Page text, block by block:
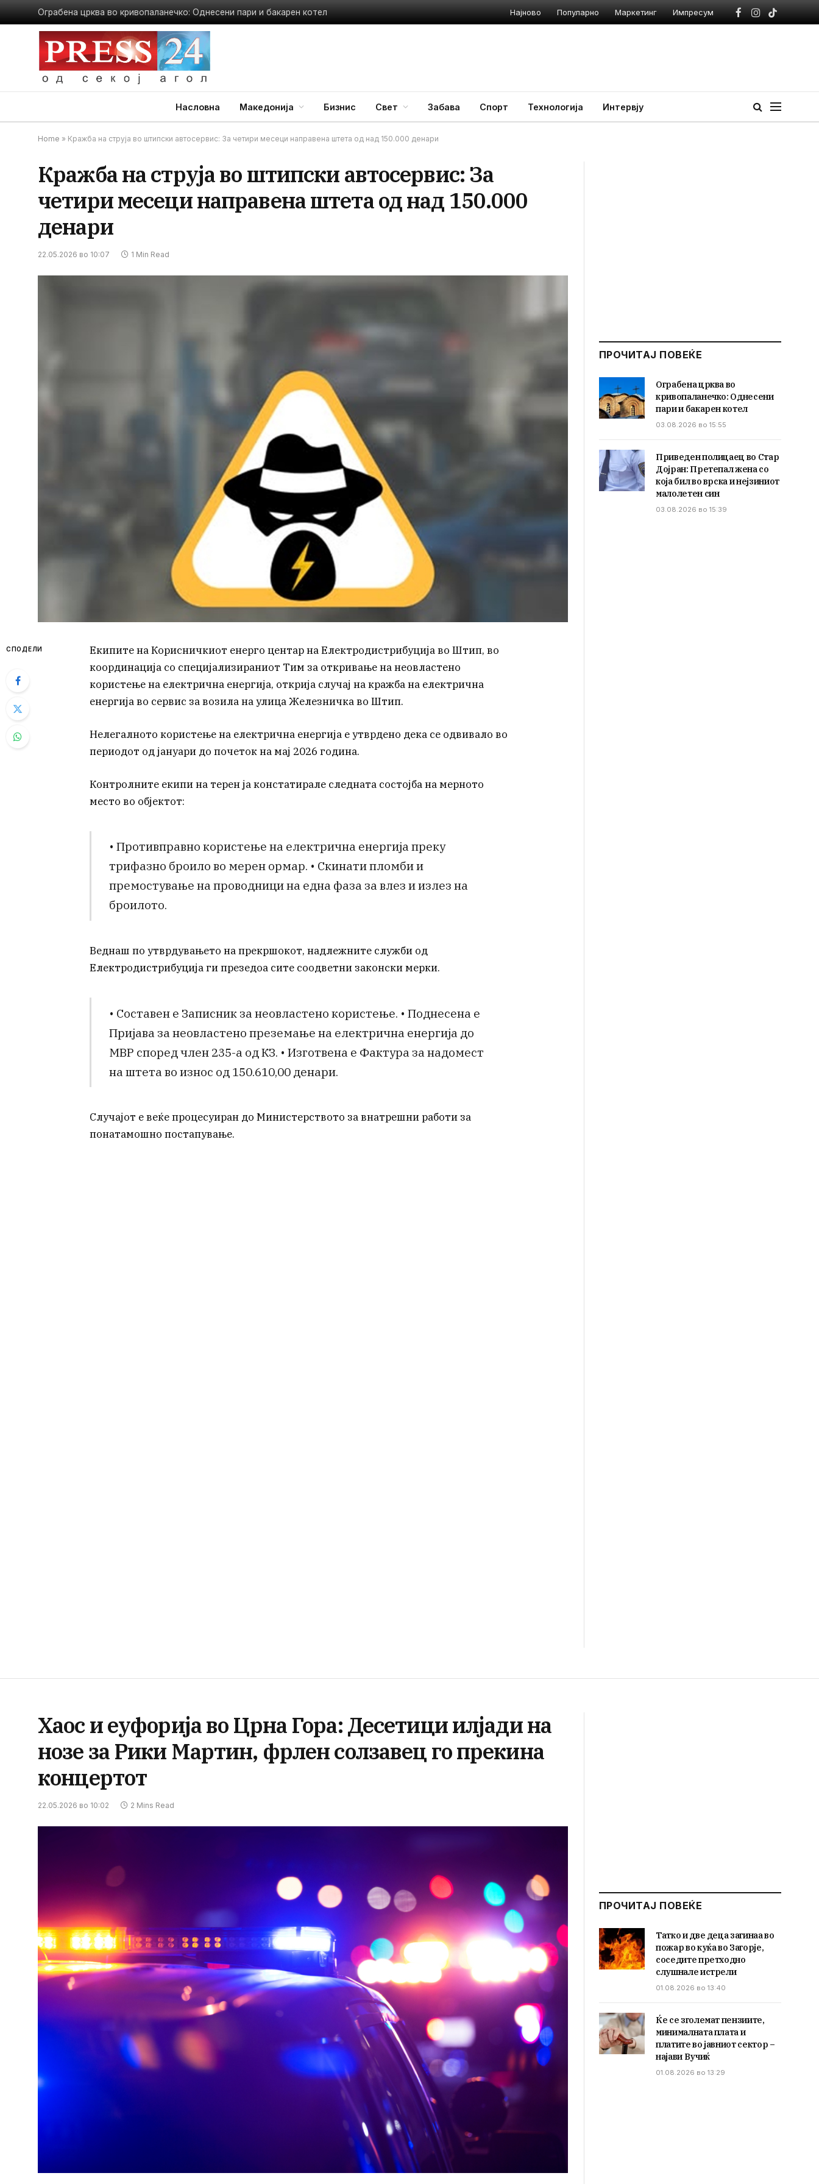
Ограбена црква во кривопаланечко: Однесени пари и бакарен котел Најново Популарно Маркетинг Импресум
Facebook
Instagram
TikTok
Насловна Македонија Бизнис Свет Забава Спорт Технологија Интервју
Home » Кражба на струја во штипски автосервис: За четири месеци направена штета од над 150.000 денари
Кражба на струја во штипски автосервис: За
четири месеци направена штета од над 150.000
денари
22.05.2026 во 10:07 1 Min Read
СПОДЕЛИ
Екипите на Корисничкиот енерго центар на Електродистрибуција во Штип, во
координација со специјализираниот Тим за откривање на неовластено
користење на електрична енергија, открија случај на кражба на електрична
енергија во сервис за возила на улица Железничка во Штип.
Нелегалното користење на електрична енергија е утврдено дека се одвивало во
периодот од јануари до почеток на мај 2026 година.
Контролните екипи на терен ја констатирале следната состојба на мерното
место во објектот:
• Противправно користење на електрична енергија преку
трифазно броило во мерен ормар. • Скинати пломби и
премостување на проводници на една фаза за влез и излез на
броилото.
Веднаш по утврдувањето на прекршокот, надлежните служби од
Електродистрибуција ги презедоа сите соодветни законски мерки.
• Составен е Записник за неовластено користење. • Поднесена е
Пријава за неовластено преземање на електрична енергија до
МВР според член 235-а од КЗ. • Изготвена е Фактура за надомест
на штета во износ од 150.610,00 денари.
Случајот е веќе процесуиран до Министерството за внатрешни работи за
понатамошно постапување.
ПРОЧИТАЈ ПОВЕЌЕ
Ограбена црква во
кривопаланечко: Однесени
пари и бакарен котел
03.08.2026 во 15:55
Приведен полицаец во Стар
Дојран: Претепал жена со
која бил во врска и нејзиниот
малолетен син
03.08.2026 во 15:39
Хаос и еуфорија во Црна Гора: Десетици илјади на
нозе за Рики Мартин, фрлен солзавец го прекина
концертот
22.05.2026 во 10:02 2 Mins Read
ПРОЧИТАЈ ПОВЕЌЕ
Татко и две деца загинаа во
пожар во куќа во Загорје,
соседите претходно
слушнале истрели
01.08.2026 во 13:40
Ќе се зголемат пензиите,
минималната плата и
платите во јавниот сектор –
најави Вучиќ
01.08.2026 во 13:29